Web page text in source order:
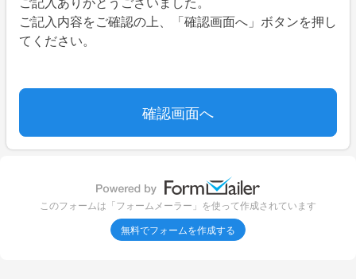
ご記入内容をご確認の上、「確認画面へ」ボタンを押し
てください。
このフォームは「フォームメーラー」を使って作成されています
無料でフォームを作成する